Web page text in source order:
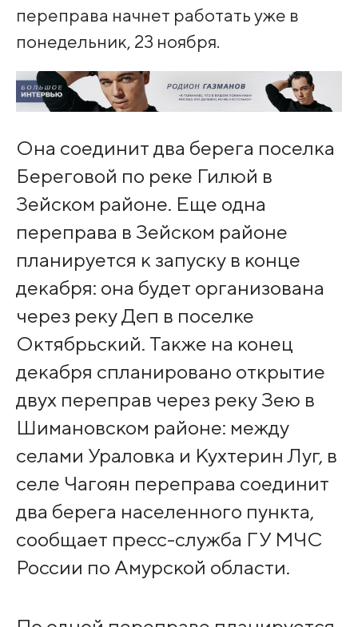
переправа начнет работать уже в
понедельник, 23 ноября.
Она соединит два берега поселка
Береговой по реке Гилюй в
Зейском районе. Еще одна
переправа в Зейском районе
планируется к запуску в конце
декабря: она будет организована
через реку Деп в поселке
Октябрьский. Также на конец
декабря спланировано открытие
двух переправ через реку Зею в
Шимановском районе: между
селами Ураловка и Кухтерин Луг, в
селе Чагоян переправа соединит
два берега населенного пункта,
сообщает пресс-служба ГУ МЧС
России по Амурской области.